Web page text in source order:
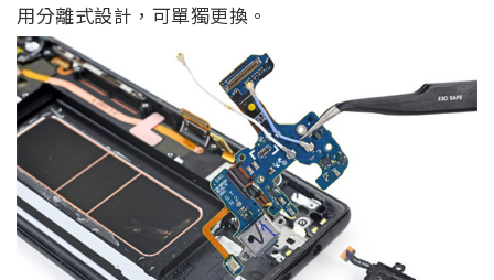
用分離式設計，可單獨更換。